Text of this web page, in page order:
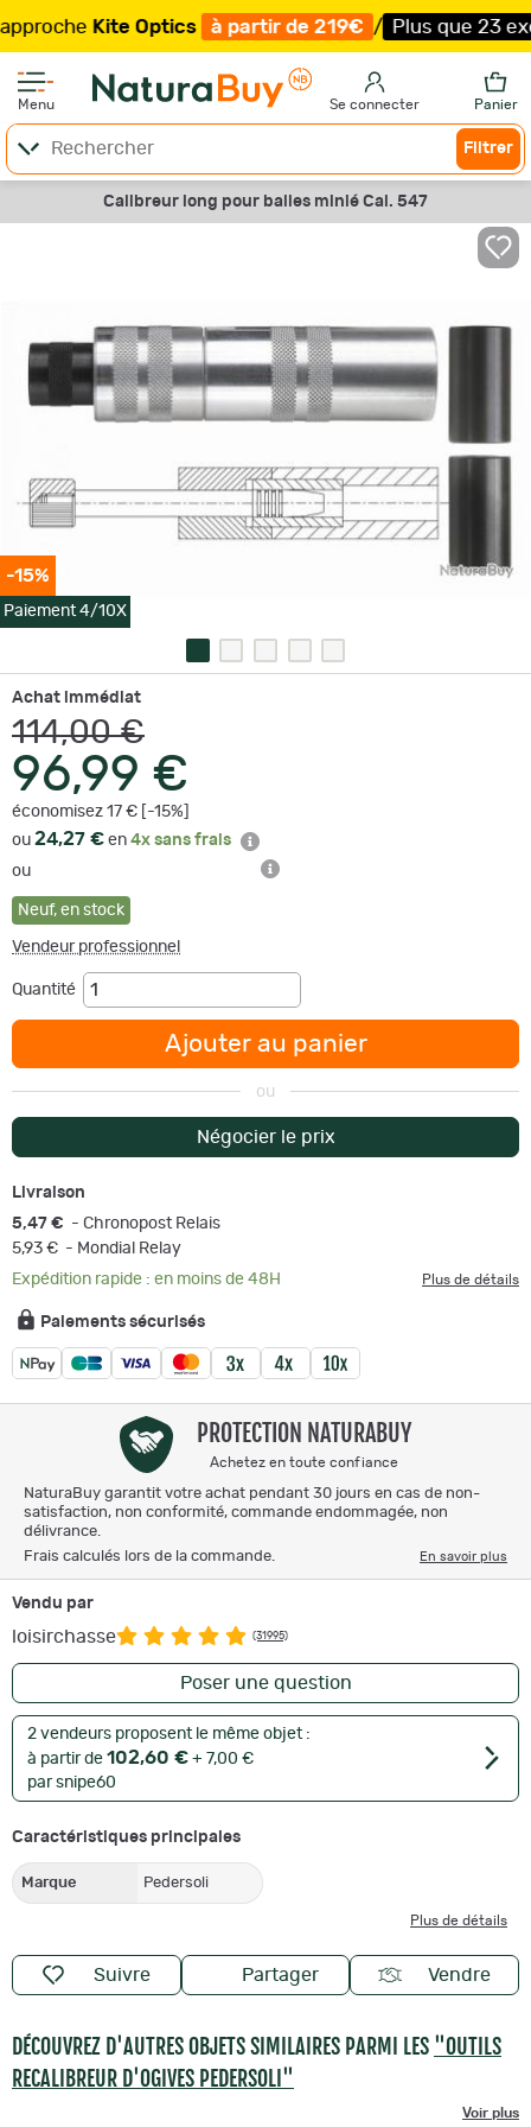
Kite Optics à partir de 219€ / Plus que 23
Menu Se connecter Panier
Filtrer
Calibreur long pour balles minié Cal. 547
-15%
Paiement 4/10X
Achat immédiat
114,00 €
96,99 €
économisez 17 € [-15%]
ou 24,27 € en 4x sans frais
ou
Neuf, en stock
Vendeur professionnel
Quantité
Ajouter au panier
ou
Négocier le prix
Livraison
5,47 € - Chronopost Relais
5,93 € - Mondial Relay
Expédition rapide : en moins de 48H
Plus de détails
Paiements sécurisés
PROTECTION NATURABUY
Achetez en toute confiance
NaturaBuy garantit votre achat pendant 30 jours en cas de non-
satisfaction, non conformité, commande endommagée, non
délivrance.
Frais calculés lors de la commande.
En savoir plus
Vendu par
loisirchasse (31995)
Poser une question
2 vendeurs proposent le même objet :
à partir de 102,60 € + 7,00 €
par snipe60
Caractéristiques principales
Marque Pedersoli
Plus de détails
Suivre Partager Vendre
DÉCOUVREZ D'AUTRES OBJETS SIMILAIRES PARMI LES "OUTILS
RECALIBREUR D'OGIVES PEDERSOLI"
Voir plus